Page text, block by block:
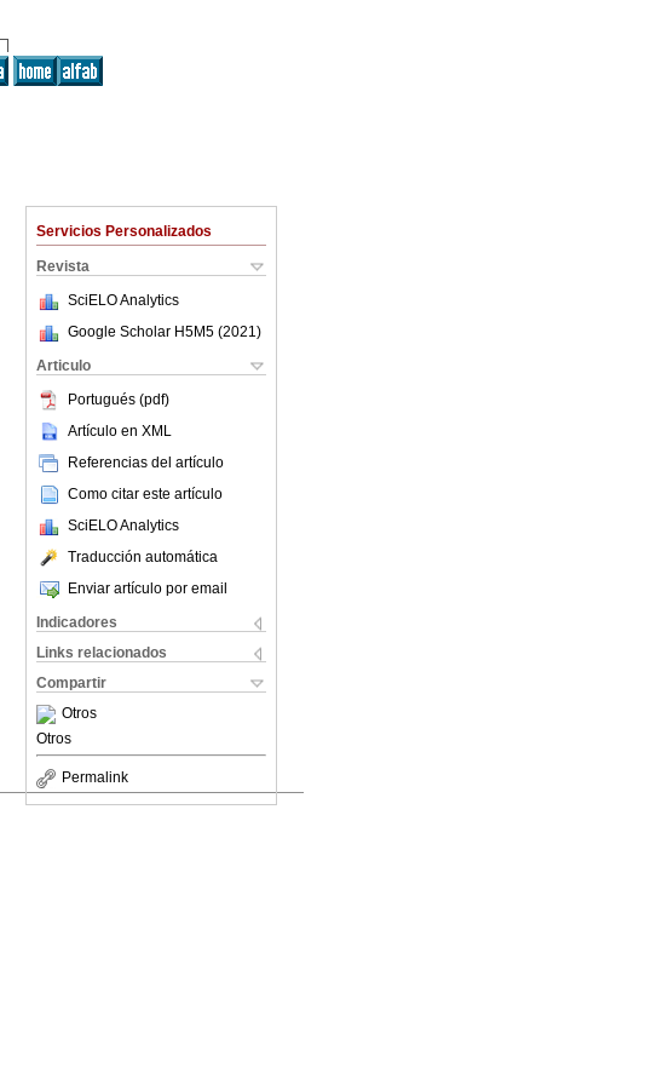
Servicios Personalizados
Revista
SciELO Analytics
Google Scholar H5M5 (2021 )
Articulo
Portugués (pdf)
Artículo en XML
Referencias del artículo
Como citar este artículo
SciELO Analytics
Traducción automática
Enviar artículo por email
Indicadores
Links relacionados
Compartir
Otros
Otros
Permalink